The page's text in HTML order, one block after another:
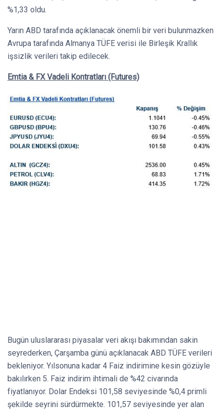
%1,33 oldu.
Yarın ABD tarafında açıklanacak önemli bir veri bulunmazken
Avrupa tarafında Almanya TÜFE verisi ile Birleşik Krallık
işsizlik verileri takip edilecek.
Emtia & FX Vadeli Kontratları (Futures)
Bugün uluslararası piyasalar veri akışı bakımından sakin
seyrederken, Çarşamba günü açıklanacak ABD TÜFE verileri
bekleniyor. Yılsonuna kadar 4 Faiz indirimine kesin gözüyle
bakılırken 5. Faiz indirim ihtimali de %42 civarında
fiyatlanıyor. Dolar Endeksi 101,58 seviyesinde %0,4 primli
şekilde seyrini sürdürmekte. 101,57 seviyesinde yer alan